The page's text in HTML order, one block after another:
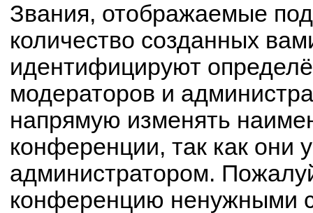
Звания, отображаемые
количество созданных
идентифицируют
модераторов и
напрямую изменять
конференции, так как они
администратором.
конференцию ненужными